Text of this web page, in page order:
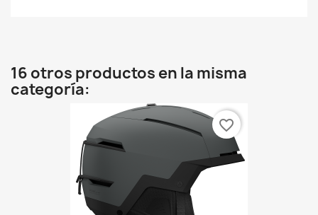
16 otros productos en la misma
categoría:
favorite_border